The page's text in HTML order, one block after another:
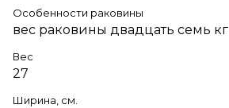
Особенности раковины
вес раковины двадцать семь кг
Вес
27
Ширина, см.